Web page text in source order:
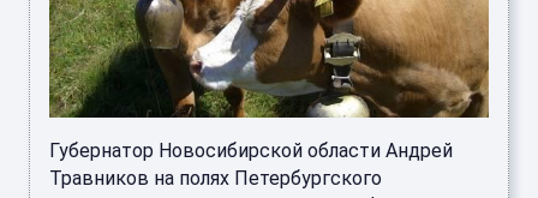
Губернатор Новосибирской области Андрей
Травников на полях Петербургского